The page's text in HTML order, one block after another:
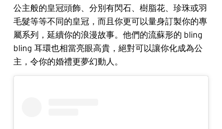
公主般的皇冠頭飾、分別有閃石、樹脂花、珍珠或羽
毛髮等等不同的皇冠，而且你更可以量身訂製你的專
屬系列，延續你的浪漫故事。他們的流蘇形的 bling
bling 耳環也相當亮眼高貴，絕對可以讓你化成為公
主，令你的婚禮更夢幻動人。